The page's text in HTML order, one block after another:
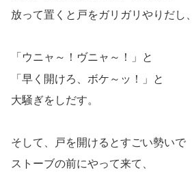
放って置くと戸をガリガリやりだし、
「ウニャ～！ヴニャ～！」と
「早く開けろ、ボケ～ッ！」と
大騒ぎをしだす。
そして、戸を開けるとすごい勢いで
ストーブの前にやって来て、